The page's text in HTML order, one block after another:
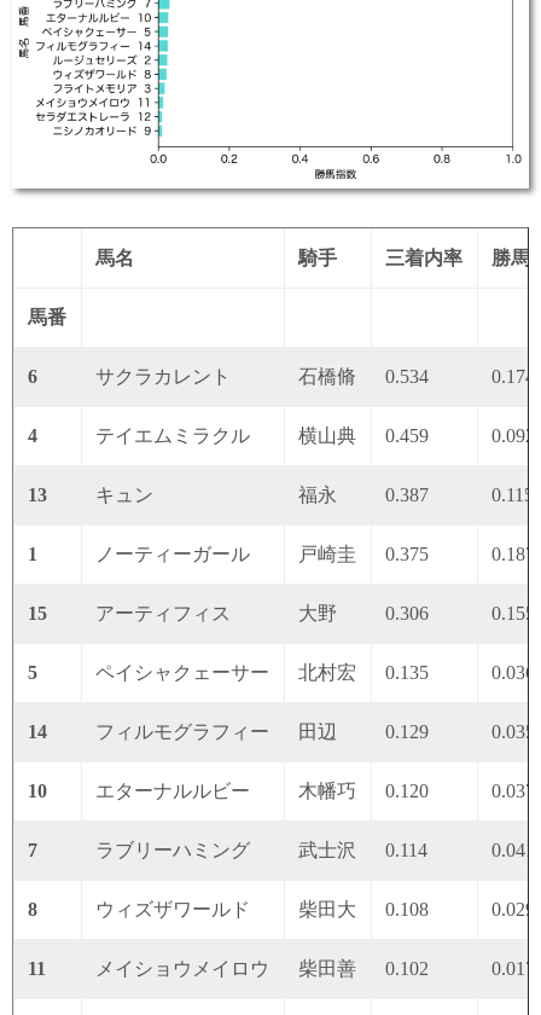
馬名 騎手 三着内率 勝馬
馬番
6 サクラカレント 石橋脩 0.534 0.174
4 テイエムミラクル 横山典 0.459 0.092
13 キュン 福永 0.387 0.115
1 ノーティーガール 戸崎圭 0.375 0.187
15 アーティフィス 大野 0.306 0.155
5 ペイシャクェーサー 北村宏 0.135 0.036
14 フィルモグラフィー 田辺 0.129 0.035
10 エターナルルビー 木幡巧 0.120 0.037
7 ラブリーハミング 武士沢 0.114 0.041
8 ウィズザワールド 柴田大 0.108 0.029
11 メイショウメイロウ 柴田善 0.102 0.017